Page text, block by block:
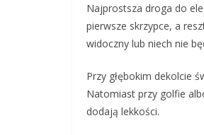
Najprostsza droga do
pierwsze skrzypce, a
widoczny lub niech nie
Przy głębokim dekolcie
Natomiast przy golfie
dodają lekkości.